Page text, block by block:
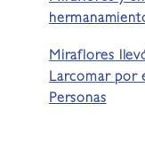
Miraflores
Larcomar por
Personas